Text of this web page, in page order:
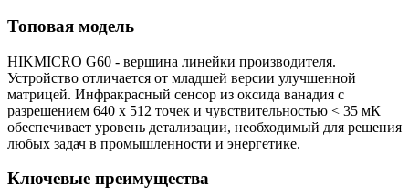
Топовая модель
HIKMICRO G60 - вершина линейки производителя.
Устройство отличается от младшей версии улучшенной
матрицей. Инфракрасный сенсор из оксида ванадия с
разрешением 640 х 512 точек и чувствительностью < 35 мК
обеспечивает уровень детализации, необходимый для решения
любых задач в промышленности и энергетике.
Ключевые преимущества